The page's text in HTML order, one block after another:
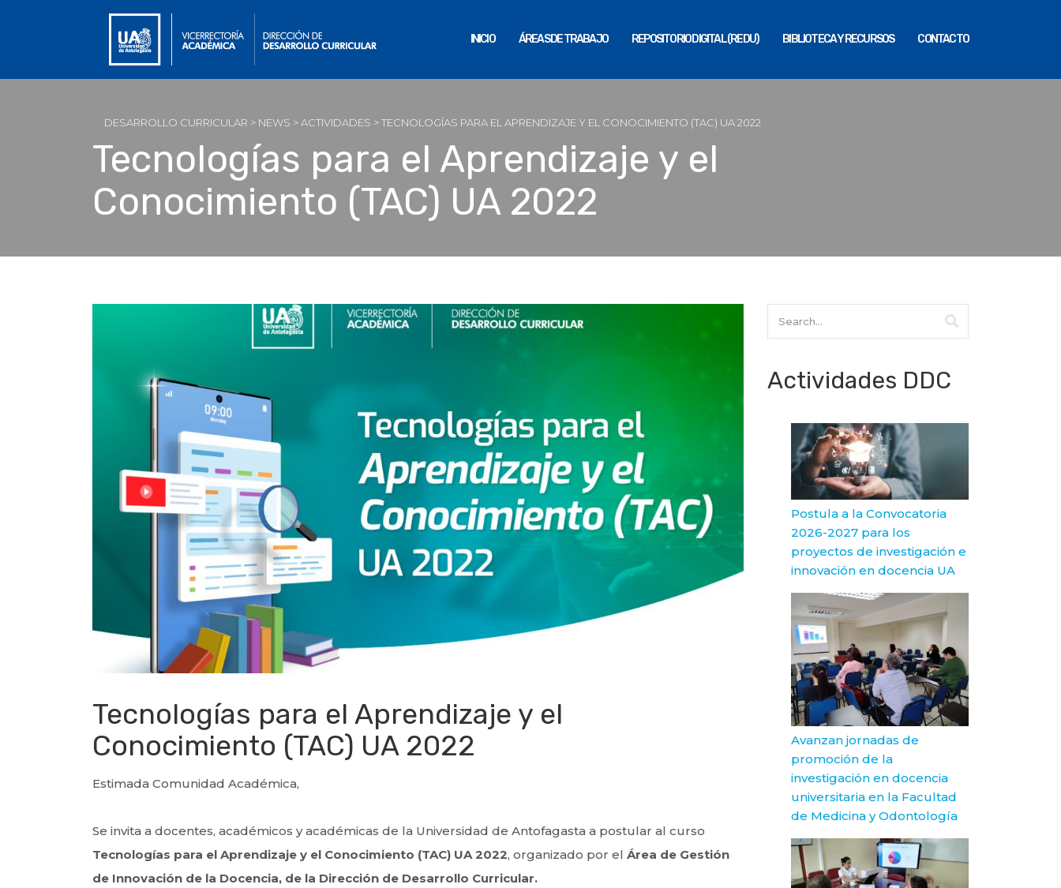
INICIO ÁREAS DE TRABAJO REPOSITORIO DIGITAL (REDU) BIBLIOTECA Y RECURSOS CONTACTO
Tecnologías para el Aprendizaje y el
Conocimiento (TAC) UA 2022
DESARROLLO CURRICULAR > NEWS >ACTIVIDADES >TECNOLOGÍAS PARA EL APRENDIZAJE Y EL CONOCIMIENTO (TAC) UA 2022
Tecnologías para el Aprendizaje y el
Conocimiento (TAC) UA 2022
Estimada Comunidad Académica,
Se invita a docentes, académicos y académicas de la Universidad de Antofagasta a postular al curso
Tecnologías para el Aprendizaje y el Conocimiento (TAC) UA 2022, organizado por el Área de Gestión
de Innovación de la Docencia, de la Dirección de Desarrollo Curricular.
Actividades DDC
Postula a la Convocatoria
2026-2027 para los
proyectos de investigación e
innovación en docencia UA
Avanzan jornadas de
promoción de la
investigación en docencia
universitaria en la Facultad
de Medicina y Odontología